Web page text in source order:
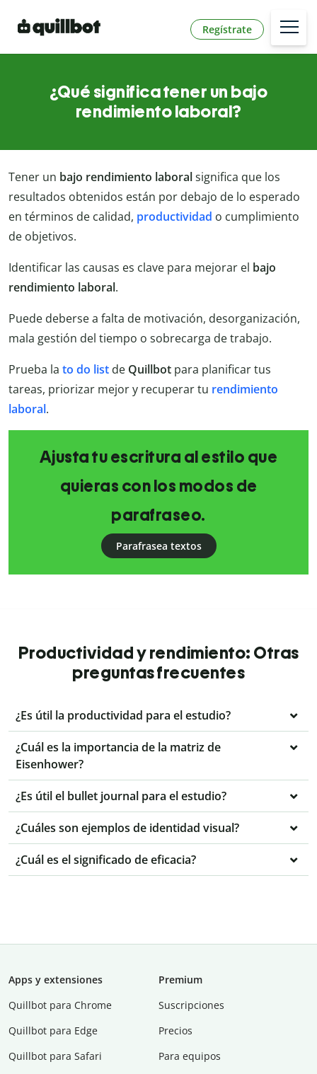
Regístrate
¿Qué significa tener un bajo
rendimiento laboral?
Tener un bajo rendimiento laboralsignifica que los
resultados obtenidos están por debajo de lo esperado
en términos de calidad, productividad o cumplimiento
de objetivos.
Identificar las causas es clave para mejorar el bajo
rendimiento laboral.
Puede deberse a falta de motivación, desorganización,
mala gestión del tiempo o sobrecarga de trabajo.
Prueba la to do list de Quillbot para planificar tus
tareas, priorizar mejor y recuperar tu rendimiento
laboral.
Ajusta tu escritura al estilo que
quieras con los modos de
parafraseo.
Parafrasea textos
Productividad y rendimiento: Otras
preguntas frecuentes
¿Es útil la productividad para el estudio?
¿Cuál es la importancia de la matriz de
Eisenhower?
¿Es útil el bullet journal para el estudio?
¿Cuáles son ejemplos de identidad visual?
¿Cuál es el significado de eficacia?
Apps y extensiones
Quillbot para Chrome
Quillbot para Edge
Quillbot para Safari
Premium
Suscripciones
Precios
Para equipos